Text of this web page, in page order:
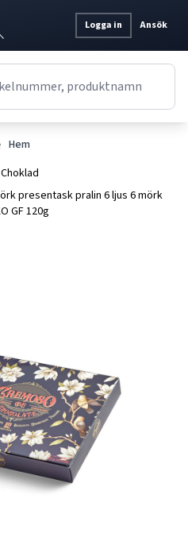
Logga in Ansök
Hem
Choklad
presentask pralin 6 ljus 6 mörk
GF 120g